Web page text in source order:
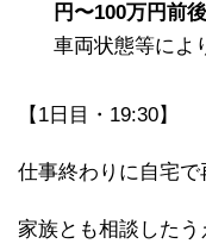
円〜100万円前後
車両状態等によ
【1日目・19:30】
仕事終わりに自宅で
家族とも相談したう